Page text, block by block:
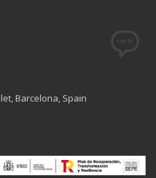
Barcelona, Spain